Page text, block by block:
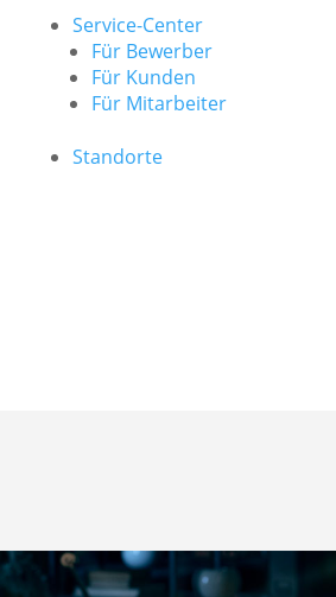
Service-Center
Für Bewerber
Für Kunden
Für Mitarbeiter
Standorte